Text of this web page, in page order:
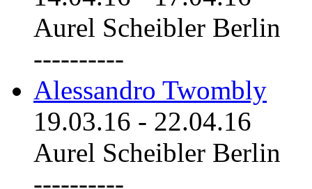
Aurel Scheibler Berlin
----------
Alessandro Twombly
19.03.16 - 22.04.16
Aurel Scheibler Berlin